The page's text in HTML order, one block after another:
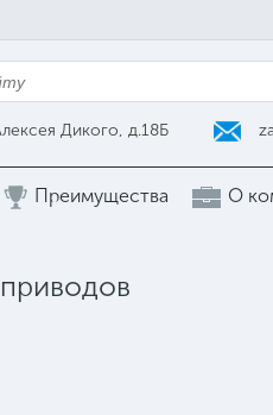
Дикого, д.18Б
Преимущества О